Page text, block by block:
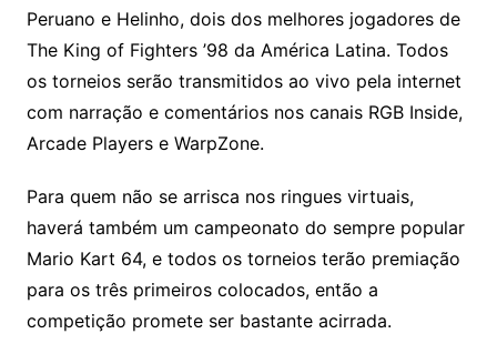
Peruano e Helinho, dois dos melhores jogadores de
The King of Fighters ’98 da América Latina. Todos
os torneios serão transmitidos ao vivo pela internet
com narração e comentários nos canais RGB Inside,
Arcade Players e WarpZone.
Para quem não se arrisca nos ringues virtuais,
haverá também um campeonato do sempre popular
Mario Kart 64, e todos os torneios terão premiação
para os três primeiros colocados, então a
competição promete ser bastante acirrada.